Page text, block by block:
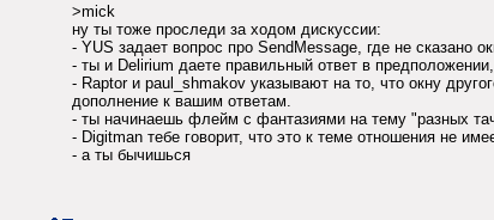
>mick
ну ты тоже проследи за ходом дискуссии:
- YUS задает вопрос про SendMessage, где не сказано
- ты и Delirium даете правильный ответ в
- Raptor и paul_shmakov указывают на то, что окну
дополнение к вашим ответам.
- ты начинаешь флейм с фантазиями на тему "разных
- Digitman тебе говорит, что это к теме отношения не
- а ты бычишься